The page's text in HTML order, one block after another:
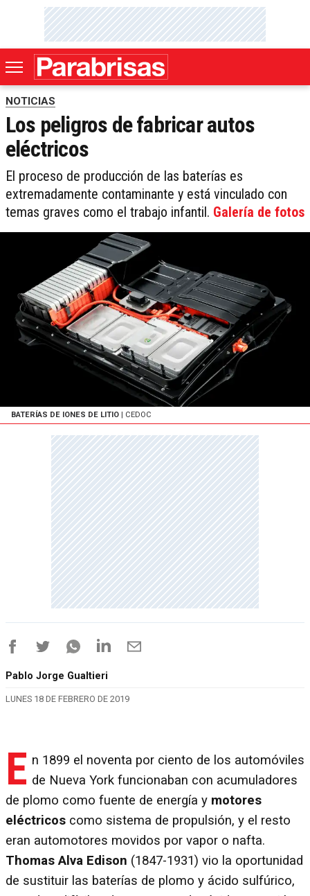
NOTICIAS
Los peligros de fabricar autos
eléctricos
El proceso de producción de las baterías es
extremadamente contaminante y está vinculado con
temas graves como el trabajo infantil. Galería de fotos
BATERÍAS DE IONES DE LITIO | CEDOC
Pablo Jorge Gualtieri
LUNES 18 DE FEBRERO DE 2019
E n 1899 el noventa por ciento de los automóviles
de Nueva York funcionaban con acumuladores
de plomo como fuente de energía y motores
eléctricos como sistema de propulsión, y el resto
eran automotores movidos por vapor o nafta.
Thomas Alva Edison (1847-1931) vio la oportunidad
de sustituir las baterías de plomo y ácido sulfúrico,